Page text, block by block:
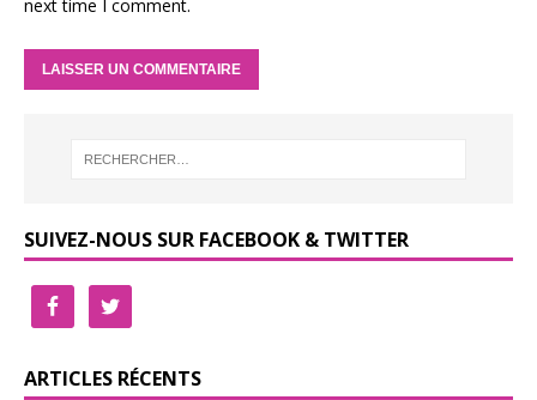
next time I comment.
SUIVEZ-NOUS SUR FACEBOOK & TWITTER
ARTICLES RÉCENTS